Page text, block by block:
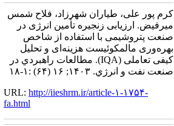
کرم‌ پور علی، طیاران شهرزاد، فلاح‌ شمس
میرفیض. ارزیابی زنجیره تأمین انرژی در
صنعت پتروشیمی با استفاده از شاخص
بهره‌‌وری مالمکوئیست هزینه‌‌ای و تحلیل
کیفی تعاملی (IQA). مطالعات راهبردي در
صنعت نفت و انرژي. ۱۴۰۳; ۱۶ (۶۴) :۱-۱۸
URL: http://iieshrm.ir/article-۱-۱۷۵۴-
fa.html